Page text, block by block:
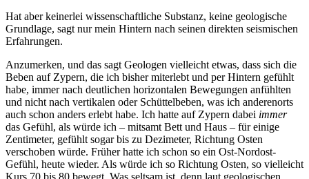
Hat aber keinerlei wissenschaftliche Substanz, keine geologische
Grundlage, sagt nur mein Hintern nach seinen direkten seismischen
Erfahrungen.
Anzumerken, und das sagt Geologen vielleicht etwas, dass sich die
Beben auf Zypern, die ich bisher miterlebt und per Hintern gefühlt
habe, immer nach deutlichen horizontalen Bewegungen anfühlten
und nicht nach vertikalen oder Schüttelbeben, was ich anderenorts
auch schon anders erlebt habe. Ich hatte auf Zypern dabei immer
das Gefühl, als würde ich – mitsamt Bett und Haus – für einige
Zentimeter, gefühlt sogar bis zu Dezimeter, Richtung Osten
verschoben würde. Früher hatte ich schon so ein Ost-Nordost-
Gefühl, heute wieder. Als würde ich so Richtung Osten, so vielleicht